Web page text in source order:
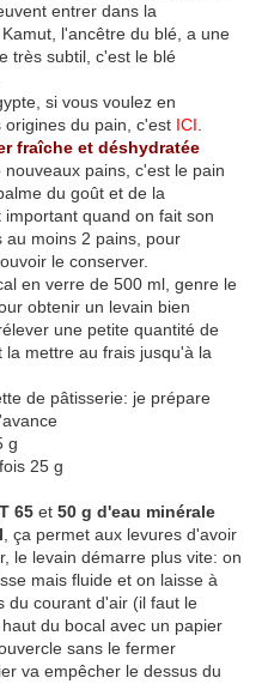
entrer dans la
l'ancêtre du blé, a une
très subtil, c'est le blé
si vous voulez en
du pain, c'est ICI
fraîche et déshydratée
pains, c'est le pain
du goût et de la
quand on fait son
au moins 2 pains, pour
le conserver.
en verre de 500 ml, genre le
obtenir un levain bien
une petite quantité de
mettre au frais jusqu'à la
de pâtisserie: je prépare
g
25 g
65 et 50 g d'eau minérale
, ça permet aux levures d'avoir
le levain démarre plus vite: on
mais fluide et on laisse à
du courant d'air (il faut le
du bocal avec un papier
sans le fermer
va empêcher le dessus du